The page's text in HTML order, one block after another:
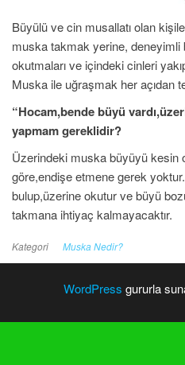
Büyülü ve cin musallatı olan
muska takmak yerine, deneyimli
okutmaları ve içindeki cinleri
Muska ile uğraşmak her açıdan
“Hocam,bende büyü
yapmam gereklidir?
Üzerindeki muska büyüyü kesin
göre,endişe etmene gerek
bulup,üzerine okutur ve büyü
takmana ihtiyaç kalmayacaktır.
Kategori Muska Nedir?
WordPress gururla